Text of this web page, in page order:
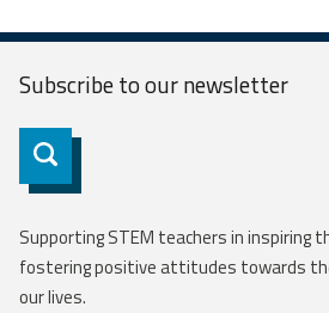
Subscribe to ournewsletter
Subscribe
Supporting STEM teachers in inspiring
fostering positive attitudes towards
our lives.